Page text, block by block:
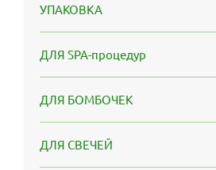
УПАКОВКА
ДЛЯ SPA-процедур
ДЛЯ БОМБОЧЕК
ДЛЯ СВЕЧЕЙ